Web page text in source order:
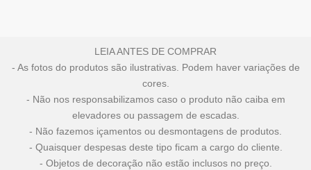
LEIA ANTES DE COMPRAR
- As fotos do produtos são ilustrativas. Podem haver variações de
cores.
- Não nos responsabilizamos caso o produto não caiba em
elevadores ou passagem de escadas.
- Não fazemos içamentos ou desmontagens de produtos.
- Quaisquer despesas deste tipo ficam a cargo do cliente.
- Objetos de decoração não estão inclusos no preço.